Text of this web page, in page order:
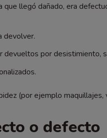
llegó dañado, era
devolver.
devueltos por desistimiento,
(por ejemplo
o defecto